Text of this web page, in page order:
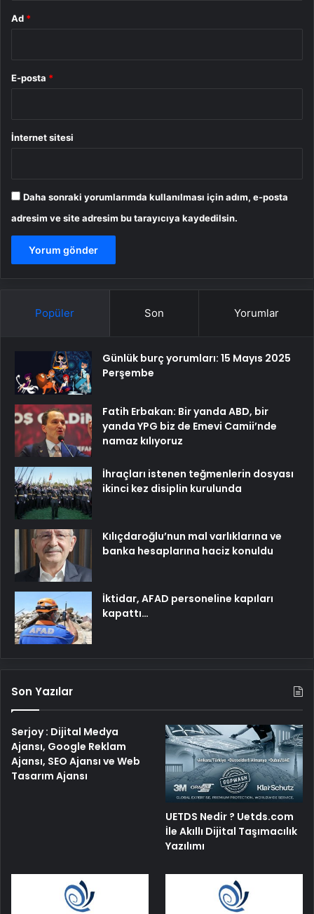
Ad *
E-posta *
İnternet sitesi
Daha sonraki yorumlarımda kullanılması için adım, e-posta
adresim ve site adresim bu tarayıcıya kaydedilsin.
Popüler Son Yorumlar
Günlük burç yorumları: 15 Mayıs 2025
Perşembe
Fatih Erbakan: Bir yanda ABD, bir
yanda YPG biz de Emevi Camii’nde
namaz kılıyoruz
İhraçları istenen teğmenlerin dosyası
ikinci kez disiplin kurulunda
Kılıçdaroğlu’nun mal varlıklarına ve
banka hesaplarına haciz konuldu
İktidar, AFAD personeline kapıları
kapattı…
Son Yazılar
Serjoy : Dijital Medya
Ajansı, Google Reklam
Ajansı, SEO Ajansı ve Web
Tasarım Ajansı
UETDS Nedir ? Uetds.com
İle Akıllı Dijital Taşımacılık
Yazılımı